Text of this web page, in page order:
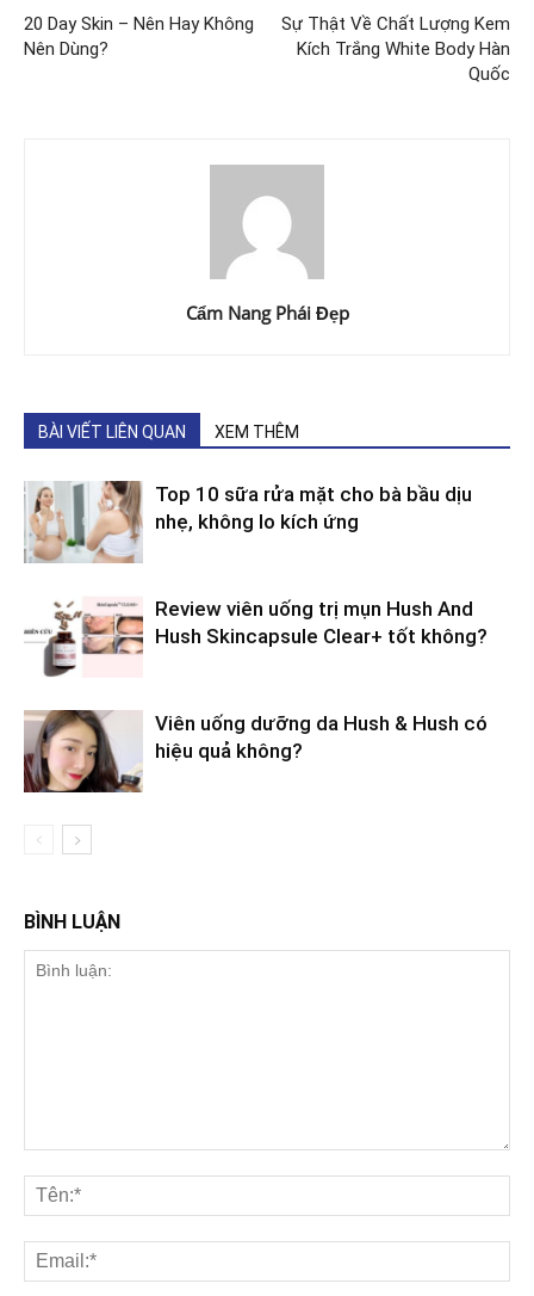
20 Day Skin – Nên Hay Không
Nên Dùng?
Sự Thật Về Chất Lượng Kem
Kích Trắng White Body Hàn
Quốc
Cẩm Nang Phái Đẹp
BÀI VIẾT LIÊN QUAN XEM THÊM
Top 10 sữa rửa mặt cho bà bầu dịu
nhẹ, không lo kích ứng
Review viên uống trị mụn Hush And
Hush Skincapsule Clear+ tốt không?
Viên uống dưỡng da Hush & Hush có
hiệu quả không?
BÌNH LUẬN